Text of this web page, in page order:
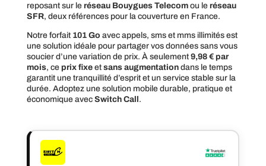
reposant sur le réseau Bouygues Telecomou le réseau
SFR, deux références pour la couverture en France.
Notre forfait 101 Go avec appels, sms et mms illimités est
une solution idéale pour partager vos données sans vous
soucier d’une variation de prix. À seulement 9,98 € par
mois, ce prix fixeet sans augmentationdans le temps
garantit une tranquillité d’esprit et un service stable sur la
durée. Adoptez une solution mobile durable, pratique et
économique avec Switch Call.